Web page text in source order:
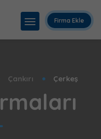
Firma Ekle
Çankırı Çerkeş